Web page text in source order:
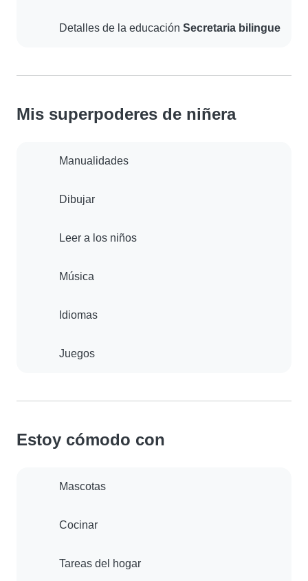
Detalles de la educación Secretaria bilingue
Mis superpoderes de niñera
Manualidades
Dibujar
Leer a los niños
Música
Idiomas
Juegos
Estoy cómodo con
Mascotas
Cocinar
Tareas del hogar